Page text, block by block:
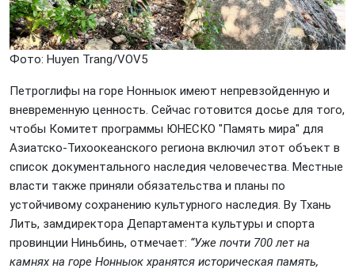
Фото: Huyеn Trang/VOV5
Петроглифы на горе Нонныок имеют непревзойденную и
вневременную ценность. Сейчас готовится досье для того,
чтобы Комитет программы ЮНЕСКО "Память мира" для
Азиатско-Тихоокеанского региона включил этот объект в
список документального наследия человечества. Местные
власти также приняли обязательства и планы по
устойчивому сохранению культурного наследия. Ву Тхань
Лить, замдиректора Департамента культуры и спорта
провинции Ниньбинь, отмечает: “Уже почти 700 лет на
камнях на горе Нонныок хранятся историческая память,